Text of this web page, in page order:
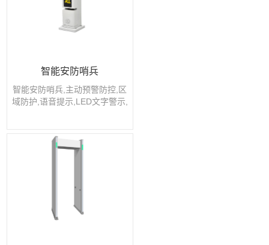
智能安防哨兵
智能安防哨兵,主动预警防控,区
域防护,语音提示,LED文字警示,